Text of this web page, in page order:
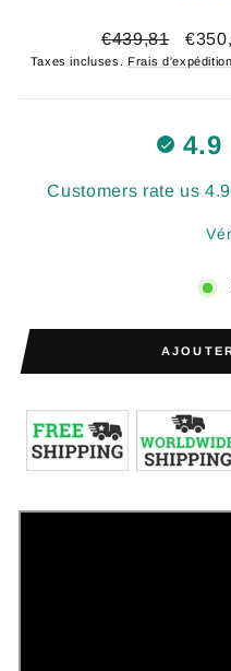
Prix
régulier
€439,81
Prix
réduit
Taxes incluses. Frais d'expédition
4.9
Customers rate us